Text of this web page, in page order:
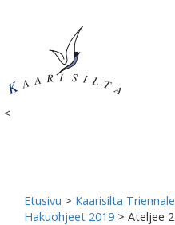
<
Etusivu > Kaarisilta Triennale
Hakuohjeet 2019 > Ateljee 2